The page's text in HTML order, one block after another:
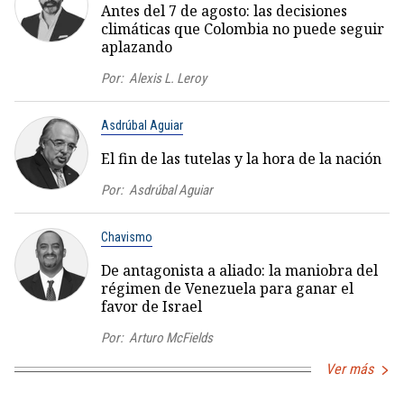
Antes del 7 de agosto: las decisiones
climáticas que Colombia no puede seguir
aplazando
Por: Alexis L. Leroy
Asdrúbal Aguiar
El fin de las tutelas y la hora de la nación
Por: Asdrúbal Aguiar
Chavismo
De antagonista a aliado: la maniobra del
régimen de Venezuela para ganar el
favor de Israel
Por: Arturo McFields
Ver más